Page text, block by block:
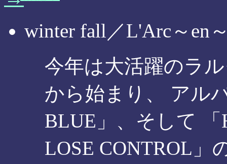
winter fall／L'Arc～en
今年は大活躍のラ
から始まり、 アル
BLUE」、そして
LOSE CONTROL」